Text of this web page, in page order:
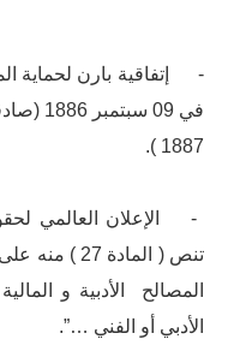
- إتفاقية بارن لحماية
1887 ).
تنص (
المصالح الأدبية و
الأدبي أو الفني …”.